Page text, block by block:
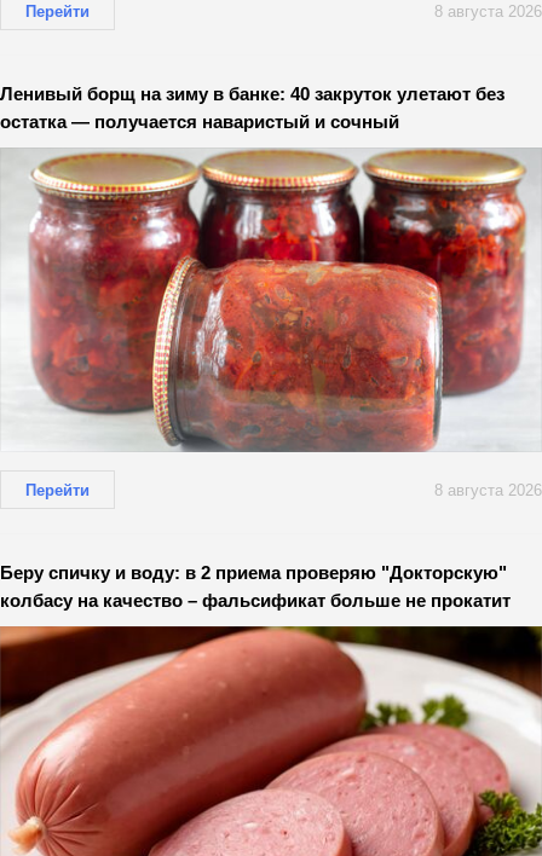
Перейти 8 августа 2026
Ленивый борщ на зиму в банке: 40 закруток улетают без
остатка — получается наваристый и сочный
Перейти 8 августа 2026
Беру спичку и воду: в 2 приема проверяю "Докторскую"
колбасу на качество – фальсификат больше не прокатит